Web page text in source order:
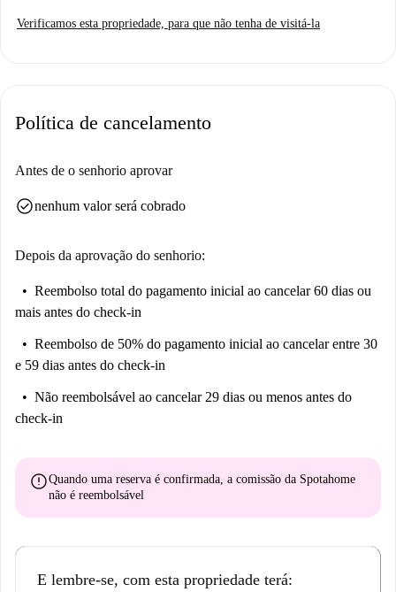
elevador no prédio. Profissionais e estudantes são bem-vindos, mas
Localizado em Santander, o apartamento está rodeado por pontos de
incluindo o Alta Moto e o El Olivar, bem como o mercado Covirán para
como o Santamd'ER Escape Room e a Alameda de Oviedo. Esta
o seu novo lar.
Verificamos esta propriedade, para que não tenha de visitá-la
Política de cancelamento
Antes de o senhorio aprovar
check_circlenenhum valor será cobrado
Depois da aprovação do senhorio:
Reembolso total do pagamento inicial ao cancelar 60 dias ou
mais antes do check-in
Reembolso de 50% do pagamento inicial ao cancelar entre 30
e 59 dias antes do check-in
Não reembolsável ao cancelar 29 dias ou menos antes do
check-in
errorQuando uma reserva é confirmada, a comissão da Spotahome
não é reembolsável
E lembre-se, com esta propriedade terá: